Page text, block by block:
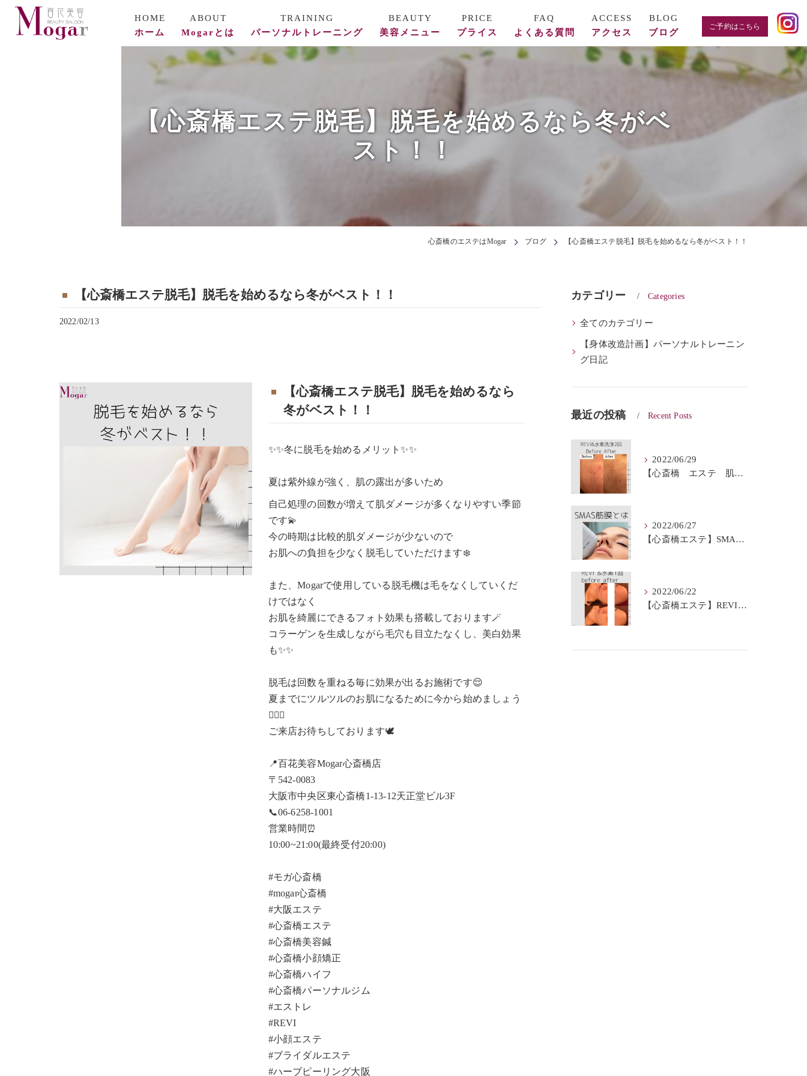
ホーム Mogarとは パーソナルトレーニング 美容メニュー
頭蓋骨矯正・整体
エステ
プライス よくある質問 アクセス ブログ
ご予約はこちら
【心斎橋エステ脱毛】脱毛を始めるなら冬がベ
スト！！
心斎橋のエステはMogar ブログ 【心斎橋エステ脱毛】脱毛を始めるなら冬がベスト！！
【心斎橋エステ脱毛】脱毛を始めるなら冬がベスト！！
2022/02/13
【心斎橋エステ脱毛】脱毛を始めるなら
冬がベスト！！
✨✨冬に脱毛を始めるメリット✨✨
夏は紫外線が強く、肌の露出が多いため
自己処理の回数が増えて肌ダメージが多くなりやすい季節
です💫
今の時期は比較的肌ダメージが少ないので
お肌への負担を少なく脱毛していただけます❄️
また、Mogarで使用している脱毛機は毛をなくしていくだ
けではなく
お肌を綺麗にできるフォト効果も搭載しております🪄
コラーゲンを生成しながら毛穴も目立たなくし、美白効果
も✨✨
脱毛は回数を重ねる毎に効果が出るお施術です😌
夏までにツルツルのお肌になるために今から始めましょう
🙆🏻‍♀️
ご来店お待ちしております🕊
📍百花美容Mogar心斎橋店
〒542-0083
大阪市中央区東心斎橋1-13-12天正堂ビル3F
📞06-6258-1001
営業時間⏰
10:00~21:00(最終受付20:00)
#モガ心斎橋
#mogar心斎橋
#大阪エステ
#心斎橋エステ
#心斎橋美容鍼
#心斎橋小顔矯正
#心斎橋ハイフ
#心斎橋パーソナルジム
#エストレ
#REVI
#小顔エステ
#ブライダルエステ
#ハーブピーリング大阪
カテゴリー Categories
全てのカテゴリー
【身体改造計画】パーソナルトレーニン
グ日記
最近の投稿 Recent Posts
2022/06/29
【心斎橋 エステ 肌質改善】REVI＆ハイドロフェイシャルBeforeAfter
2022/06/27
【心斎橋エステ】SMAS筋膜とは？
2022/06/22
【心斎橋エステ】REVI＆水素BeforeAfter